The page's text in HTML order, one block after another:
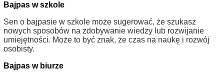
Bajpas w szkole
Sen o bajpasie w szkole może sugerować, że szukasz
nowych sposobów na zdobywanie wiedzy lub rozwijanie
umiejętności. Może to być znak, że czas na naukę i rozwój
osobisty.
Bajpas w biurze